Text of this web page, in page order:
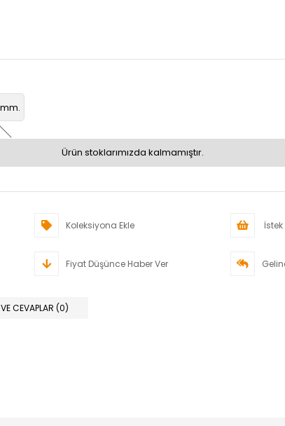
Ürün stoklarımızda kalmamıştır.
Koleksiyona Ekle
Fiyat Düşünce Haber Ver
CEVAPLAR (0)